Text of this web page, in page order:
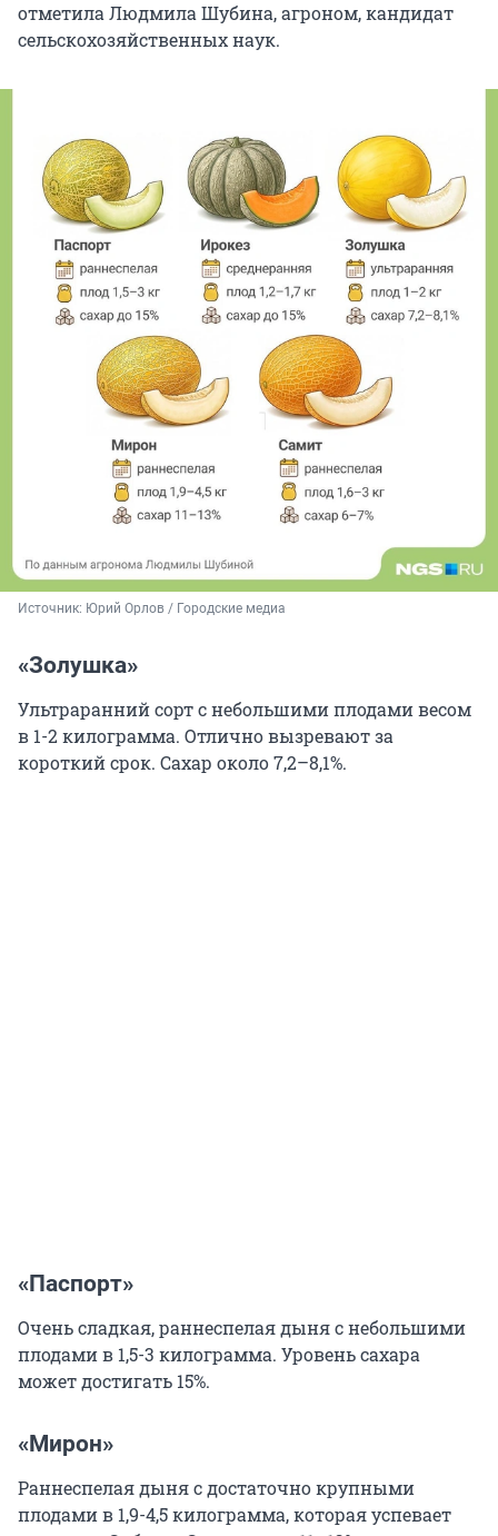
отметила Людмила Шубина, агроном, кандидат
сельскохозяйственных наук.
Источник: Юрий Орлов / Городские медиа
«Золушка»
Ультраранний сорт с небольшими плодами весом
в 1-2 килограмма. Отлично вызревают за
короткий срок. Сахар около 7,2–8,1%.
«Паспорт»
Очень сладкая, раннеспелая дыня с небольшими
плодами в 1,5-3 килограмма. Уровень сахара
может достигать 15%.
«Мирон»
Раннеспелая дыня с достаточно крупными
плодами в 1,9-4,5 килограмма, которая успевает